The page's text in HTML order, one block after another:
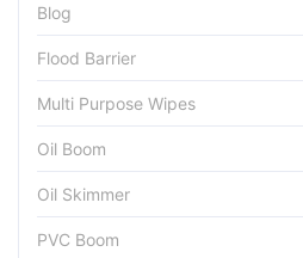
Blog
Flood Barrier
Multi Purpose Wipes
Oil Boom
Oil Skimmer
PVC Boom